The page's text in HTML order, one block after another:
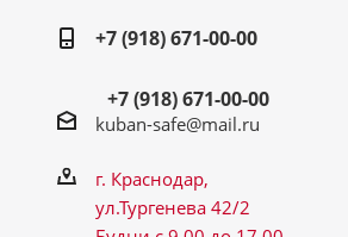
+7 (918) 671-00-00
+7 (918) 671-00-00
kuban-safe@mail.ru
г. Краснодар,
ул.Тургенева 42/2